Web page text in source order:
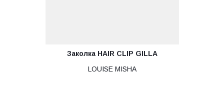
Заколка HAIR CLIP GILLA
LOUISE MISHA